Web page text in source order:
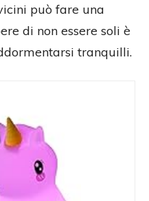
può fare una
di non essere soli è
tranquilli.